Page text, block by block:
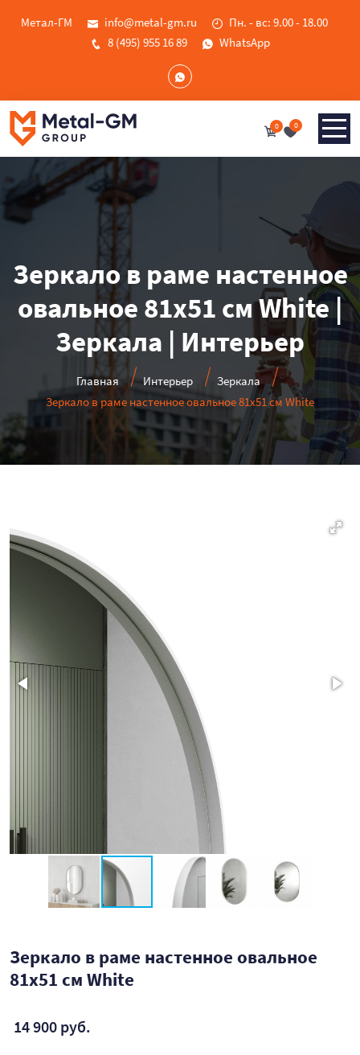
Метал-ГМ info@metal-gm.ru
Пн. - вс: 9.00 - 18.00
8 (495) 955 16 89
WhatsApp
0 0
Зеркало в раме настенное
овальное 81х51 см White |
Зеркала | Интерьер
Главная Интерьер
Зеркала
Зеркало в раме настенное овальное 81х51 см White
Зеркало в раме настенное овальное
81х51 см White
14 900 руб.